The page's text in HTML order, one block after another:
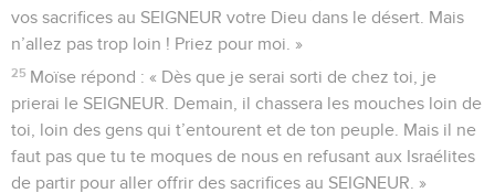
vos sacrifices au SEIGNEUR votre Dieu dans le désert. Mais
n’allez pas trop loin ! Priez pour moi. »
25 Moïse répond : « Dès que je serai sorti de chez toi, je
prierai le SEIGNEUR. Demain, il chassera les mouches loin de
toi, loin des gens qui t’entourent et de ton peuple. Mais il ne
faut pas que tu te moques de nous en refusant aux Israélites
de partir pour aller offrir des sacrifices au SEIGNEUR. »